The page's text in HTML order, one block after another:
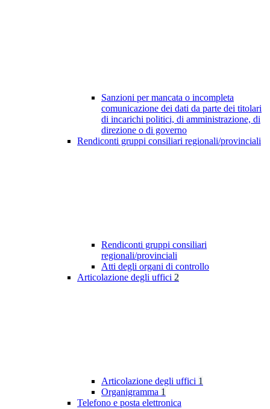
Sanzioni per mancata o incompleta
comunicazione dei dati da parte dei titolari
di incarichi politici, di amministrazione, di
direzione o di governo
Rendiconti gruppi consiliari regionali/provinciali
Rendiconti gruppi consiliari
regionali/provinciali
Atti degli organi di controllo
Articolazione degli uffici 2
Articolazione degli uffici 1
Organigramma 1
Telefono e posta elettronica